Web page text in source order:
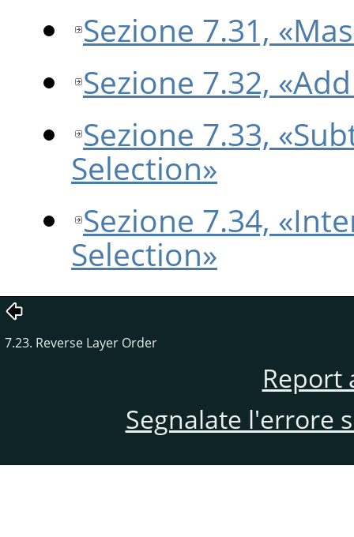
Sezione 7.31,
Sezione 7.32,
Sezione 7.33,
Selection»
Sezione 7.34,
Selection»
7.23. Reverse Layer Order
Report
Segnalate l'errore